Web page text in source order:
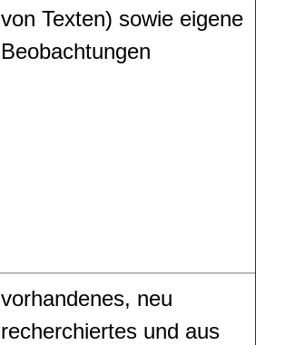
von Texten) sowie eigene
Beobachtungen
vorhandenes, neu
recherchiertes und aus